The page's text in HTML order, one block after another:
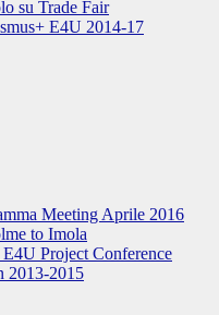
su Trade Fair
E4U 2014-17
Meeting Aprile 2016
to Imola
Project Conference
2013-2015